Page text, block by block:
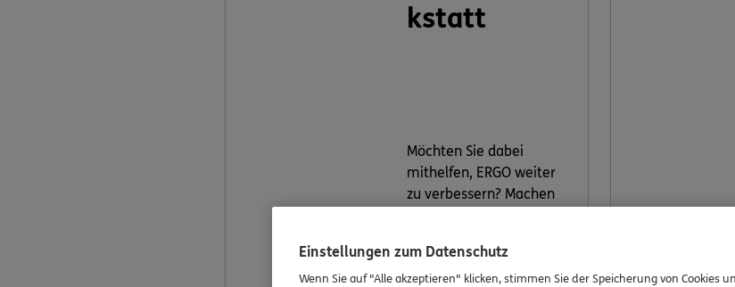
kstatt
Möchten Sie dabei
mithelfen, ERGO weiter
zu verbessern? Machen
Einstellungen zum Datenschutz
Wenn Sie auf "Alle akzeptieren" klicken, stimmen Sie der Speicherung von Cookies